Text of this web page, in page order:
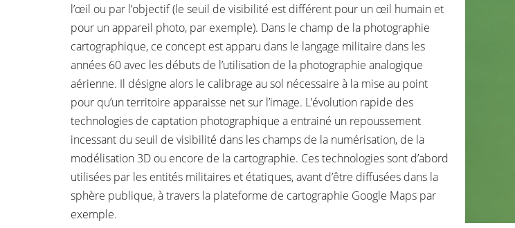
l’œil ou par l’objectif (le seuil de visibilité est différent pour un œil humain et
pour un appareil photo, par exemple). Dans le champ de la photographie
cartographique, ce concept est apparu dans le langage militaire dans les
années 60 avec les débuts de l’utilisation de la photographie analogique
aérienne. Il désigne alors le calibrage au sol nécessaire à la mise au point
pour qu’un territoire apparaisse net sur l’image. L’évolution rapide des
technologies de captation photographique a entrainé un repoussement
incessant du seuil de visibilité dans les champs de la numérisation, de la
modélisation 3D ou encore de la cartographie. Ces technologies sont d’abord
utilisées par les entités militaires et étatiques, avant d’être diffusées dans la
sphère publique, à travers la plateforme de cartographie Google Maps par
exemple.